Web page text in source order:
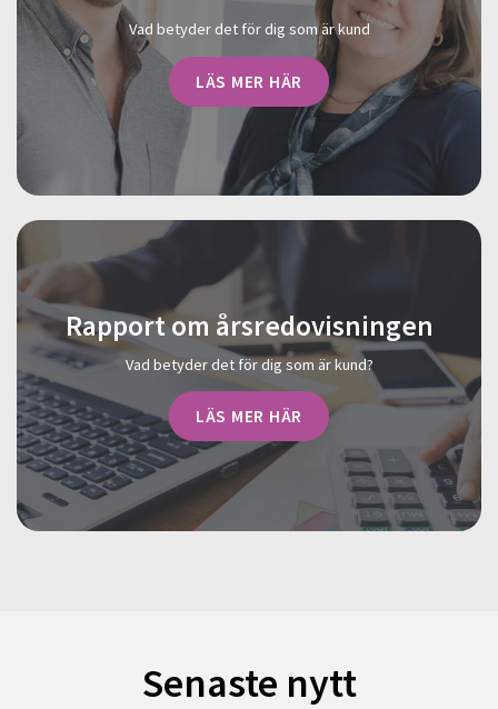
Vad betyder det för dig som är kund
LÄS MER HÄR
Rapport om årsredovisningen
Vad betyder det för dig som är kund?
LÄS MER HÄR
Senaste nytt